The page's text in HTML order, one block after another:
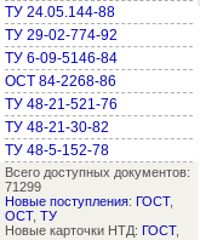
ТУ 24.05.144-88
ТУ 29-02-774-92
ТУ 6-09-5146-84
ОСТ 84-2268-86
ТУ 48-21-521-76
ТУ 48-21-30-82
ТУ 48-5-152-78
Всего доступных документов:
71299
Новые поступления: ГОСТ,
ОСТ, ТУ
Новые карточки НТД: ГОСТ,